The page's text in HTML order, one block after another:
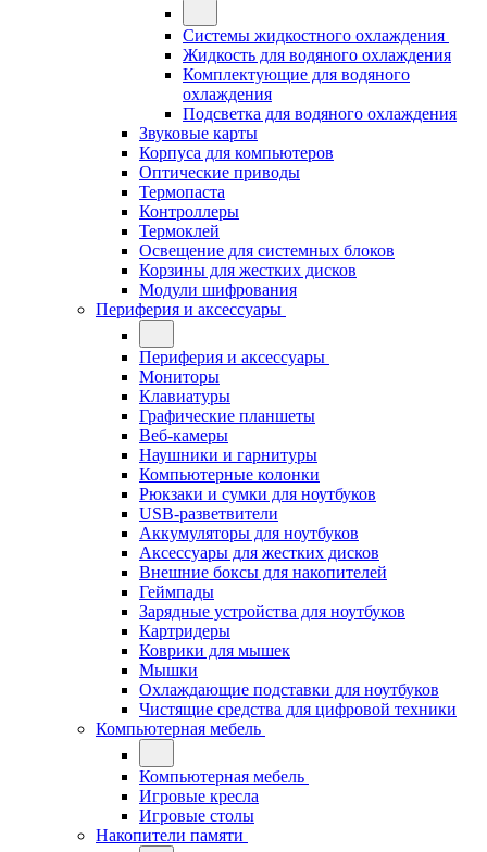
Системы жидкостного охлаждения
Жидкость для водяного охлаждения
Комплектующие для водяного
охлаждения
Подсветка для водяного охлаждения
Звуковые карты
Корпуса для компьютеров
Оптические приводы
Термопаста
Контроллеры
Термоклей
Освещение для системных блоков
Корзины для жестких дисков
Модули шифрования
Периферия и аксессуары
Периферия и аксессуары
Мониторы
Клавиатуры
Графические планшеты
Веб-камеры
Наушники и гарнитуры
Компьютерные колонки
Рюкзаки и сумки для ноутбуков
USB-разветвители
Аккумуляторы для ноутбуков
Аксессуары для жестких дисков
Внешние боксы для накопителей
Геймпады
Зарядные устройства для ноутбуков
Картридеры
Коврики для мышек
Мышки
Охлаждающие подставки для ноутбуков
Чистящие средства для цифровой техники
Компьютерная мебель
Компьютерная мебель
Игровые кресла
Игровые столы
Накопители памяти